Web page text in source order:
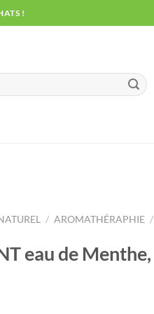
!
/ AROMATHÉRAPHIE /
eau de Menthe,